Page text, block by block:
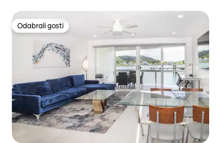
Odabrali gosti
Odabrali gosti